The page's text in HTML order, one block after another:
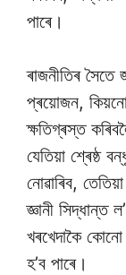
পাৰে।
ৰাজনীতিৰ
প্ৰয়োজন, কিয়নো
ক্ষতিগ্ৰস্ত
যেতিয়া শ্ৰেষ্ঠ
নোৱাৰিব,
জ্ঞানী
খৰখেদাকৈ
হ’ব পাৰে।